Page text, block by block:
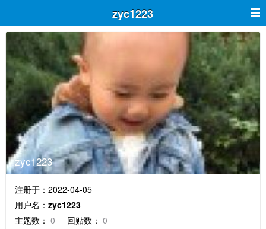
zyc1223
zyc1223
注册于：2022-04-05
用户名： zyc1223
主题数： 0 回贴数： 0